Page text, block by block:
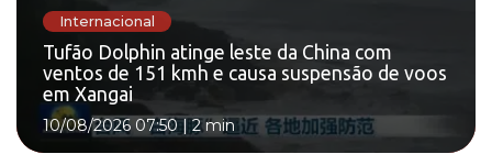
Internacional
Tufão Dolphin atinge leste da China com
ventos de 151 kmh e causa suspensão de voos
em Xangai
10/08/2026 07:50|2 min